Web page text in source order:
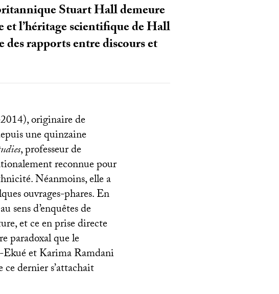
Stuart Hall demeure
et l’héritage scientifique de Hall
des rapports entre discours et
originaire de
une quinzaine
, professeur de
reconnue pour
Néanmoins, elle a
ouvrages-phares. En
sens d’enquêtes de
et ce en prise directe
paradoxal que le
Ekué et Karima Ramdani
dernier s’attachait